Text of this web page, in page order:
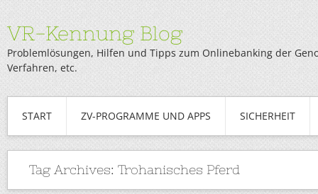
VR-Kennung Blog
Problemlösungen, Hilfen und Tipps zum Onlinebanking der
Verfahren, etc.
START ZV-PROGRAMME UND APPS SICHERHEIT
Tag Archives: Trohanisches Pferd